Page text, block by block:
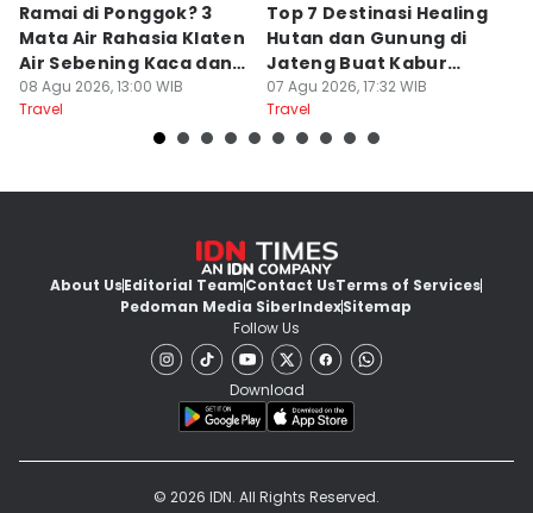
Ramai di Ponggok? 3
Mata Air Rahasia Klaten
Air Sebening Kaca dan
Masih Sepi
08 Agu 2026, 13:00 WIB
Travel
Top 7 Destinasi Healing
Hutan dan Gunung di
Jateng Buat Kabur
Sejenak, Under Rp200
Ribu
07 Agu 2026, 17:32 WIB
Travel
About UsEditorial TeamContact UsTerms of Services
Pedoman Media SiberIndexSitemap
Follow Us
Download
© 2026 IDN. All Rights Reserved.